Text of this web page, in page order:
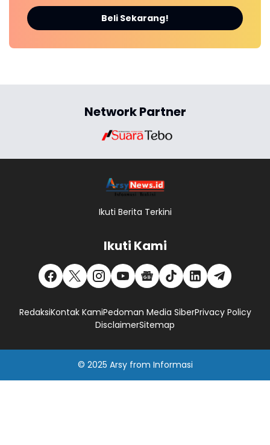
Beli Sekarang!
Network Partner
Ikuti Berita Terkini
Ikuti Kami
RedaksiKontak KamiPedoman Media SiberPrivacy Policy
DisclaimerSitemap
© 2025 Arsyfrom Informasi